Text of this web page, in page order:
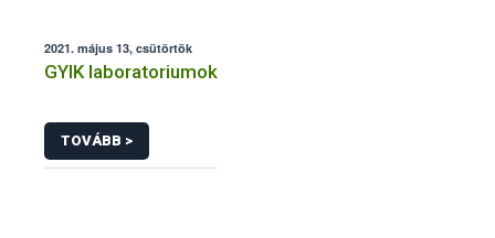
2021. május 13, csütörtök
GYIK laboratoriumok
TOVÁBB >